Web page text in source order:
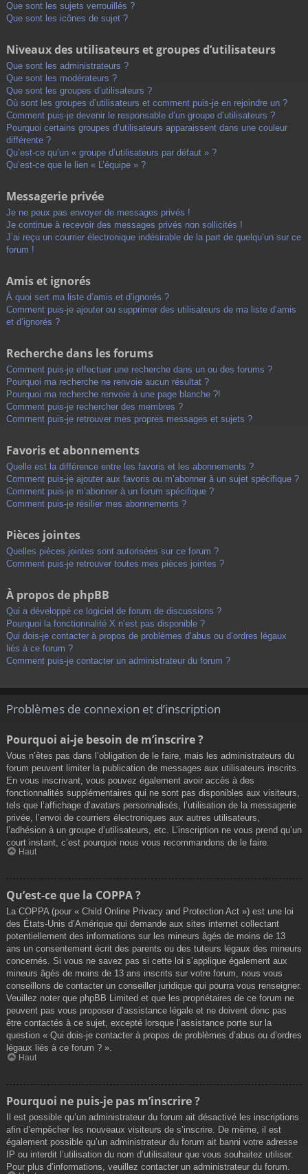
Que sont les sujets verrouillés ?
Que sont les icônes de sujet ?
Niveaux des utilisateurs et groupes d’utilisateurs
Que sont les administrateurs ?
Que sont les modérateurs ?
Que sont les groupes d’utilisateurs ?
Où sont les groupes d’utilisateurs et comment puis-je en rejoindre un ?
Comment puis-je devenir le responsable d’un groupe d’utilisateurs ?
Pourquoi certains groupes d’utilisateurs apparaissent dans une couleur
différente ?
Qu’est-ce qu’un « groupe d’utilisateurs par défaut » ?
Qu’est-ce que le lien « L’équipe » ?
Messagerie privée
Je ne peux pas envoyer de messages privés !
Je continue à recevoir des messages privés non sollicités !
J’ai reçu un courrier électronique indésirable de la part de quelqu’un sur ce
forum !
Amis et ignorés
À quoi sert ma liste d’amis et d’ignorés ?
Comment puis-je ajouter ou supprimer des utilisateurs de ma liste d’amis
et d’ignorés ?
Recherche dans les forums
Comment puis-je effectuer une recherche dans un ou des forums ?
Pourquoi ma recherche ne renvoie aucun résultat ?
Pourquoi ma recherche renvoie à une page blanche ?!
Comment puis-je rechercher des membres ?
Comment puis-je retrouver mes propres messages et sujets ?
Favoris et abonnements
Quelle est la différence entre les favoris et les abonnements ?
Comment puis-je ajouter aux favoris ou m’abonner à un sujet spécifique ?
Comment puis-je m’abonner à un forum spécifique ?
Comment puis-je résilier mes abonnements ?
Pièces jointes
Quelles pièces jointes sont autorisées sur ce forum ?
Comment puis-je retrouver toutes mes pièces jointes ?
À propos de phpBB
Qui a développé ce logiciel de forum de discussions ?
Pourquoi la fonctionnalité X n’est pas disponible ?
Qui dois-je contacter à propos de problèmes d’abus ou d’ordres légaux
liés à ce forum ?
Comment puis-je contacter un administrateur du forum ?
Problèmes de connexion et d’inscription
Pourquoi ai-je besoin de m’inscrire ?
Vous n’êtes pas dans l’obligation de le faire, mais les administrateurs du
forum peuvent limiter la publication de messages aux utilisateurs inscrits.
En vous inscrivant, vous pouvez également avoir accès à des
fonctionnalités supplémentaires qui ne sont pas disponibles aux visiteurs,
tels que l’affichage d’avatars personnalisés, l’utilisation de la messagerie
privée, l’envoi de courriers électroniques aux autres utilisateurs,
l’adhésion à un groupe d’utilisateurs, etc. L’inscription ne vous prend qu’un
court instant, c’est pourquoi nous vous recommandons de le faire.
Haut
Qu’est-ce que la COPPA ?
La COPPA (pour « Child Online Privacy and Protection Act ») est une loi
des États-Unis d’Amérique qui demande aux sites internet collectant
potentiellement des informations sur les mineurs âgés de moins de 13
ans un consentement écrit des parents ou des tuteurs légaux des mineurs
concernés. Si vous ne savez pas si cette loi s’applique également aux
mineurs âgés de moins de 13 ans inscrits sur votre forum, nous vous
conseillons de contacter un conseiller juridique qui pourra vous renseigner.
Veuillez noter que phpBB Limited et que les propriétaires de ce forum ne
peuvent pas vous proposer d’assistance légale et ne doivent donc pas
être contactés à ce sujet, excepté lorsque l’assistance porte sur la
question « Qui dois-je contacter à propos de problèmes d’abus ou d’ordres
légaux liés à ce forum ? ».
Haut
Pourquoi ne puis-je pas m’inscrire ?
Il est possible qu’un administrateur du forum ait désactivé les inscriptions
afin d’empêcher les nouveaux visiteurs de s’inscrire. De même, il est
également possible qu’un administrateur du forum ait banni votre adresse
IP ou interdit l’utilisation du nom d’utilisateur que vous souhaitez utiliser.
Pour plus d’informations, veuillez contacter un administrateur du forum.